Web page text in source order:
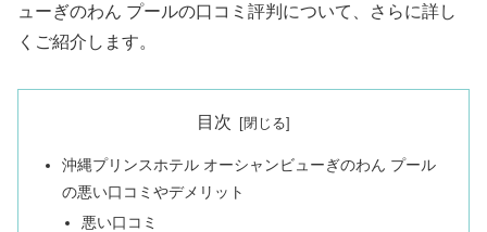
ューぎのわん プールの口コミ評判について、さらに詳し
くご紹介します。
目次
沖縄プリンスホテル オーシャンビューぎのわん プール
の悪い口コミやデメリット
悪い口コミ